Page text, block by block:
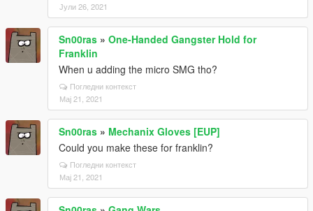
Јули 26, 2021
Sn00ras » One-Handed Gangster Hold for
Franklin
When u adding the micro SMG tho?
Погледни контекст
Мај 21, 2021
Sn00ras » Mechanix Gloves [EUP]
Could you make these for franklin?
Погледни контекст
Мај 21, 2021